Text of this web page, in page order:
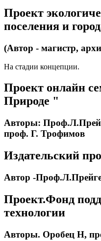
Проект
поселения и
(Автор - магистр,
На стадии концепции.
Проект онлайн
Природе "
Авторы:
проф. Г. Трофимов
Издательский
Автор -
Проект.Фонд
технологии
Авторы. Оробец Н,